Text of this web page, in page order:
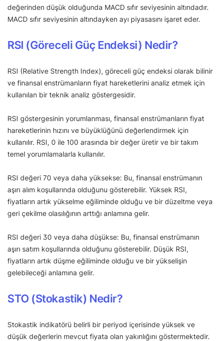
değerinden düşük olduğunda MACD sıfır seviyesinin altındadır.
MACD sıfır seviyesinin altındayken ayı piyasasını işaret eder.
RSI (Göreceli Güç Endeksi) Nedir?
RSI (Relative Strength Index), göreceli güç endeksi olarak bilinir
ve finansal enstrümanların fiyat hareketlerini analiz etmek için
kullanılan bir teknik analiz göstergesidir.
RSI göstergesinin yorumlanması, finansal enstrümanların fiyat
hareketlerinin hızını ve büyüklüğünü değerlendirmek için
kullanılır. RSI, 0 ile 100 arasında bir değer üretir ve bir takım
temel yorumlamalarla kullanılır.
RSI değeri 70 veya daha yüksekse: Bu, finansal enstrümanın
aşırı alım koşullarında olduğunu gösterebilir. Yüksek RSI,
fiyatların artık yükselme eğiliminde olduğu ve bir düzeltme veya
geri çekilme olasılığının arttığı anlamına gelir.
RSI değeri 30 veya daha düşükse: Bu, finansal enstrümanın
aşırı satım koşullarında olduğunu gösterebilir. Düşük RSI,
fiyatların artık düşme eğiliminde olduğu ve bir yükselişin
gelebileceği anlamına gelir.
STO (Stokastik) Nedir?
Stokastik indikatörü belirli bir periyod içerisinde yüksek ve
düşük değerlerin mevcut fiyata olan yakınlığını göstermektedir.